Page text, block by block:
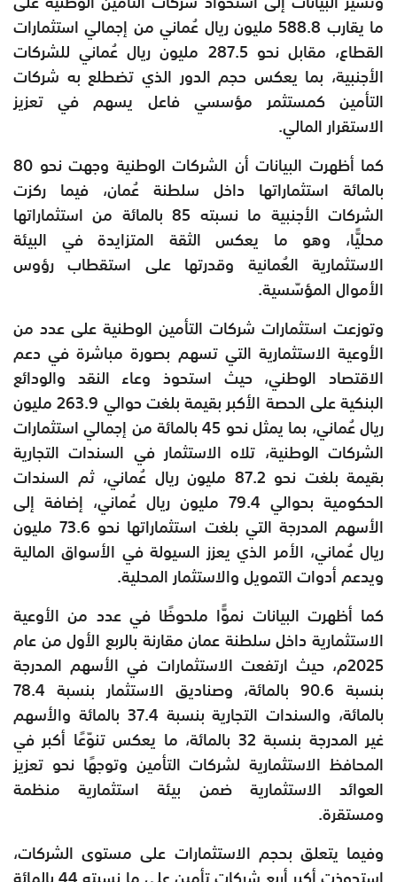
ما يقارب 588.8 مليون ريال عُماني من إجمالي استثمارات
القطاع، مقابل نحو 287.5 مليون ريال عُماني للشركات
الأجنبية، بما يعكس حجم الدور الذي تضطلع به شركات
التأمين كمستثمر مؤسسي فاعل يسهم في تعزيز
الاستقرار المالي.
كما أظهرت البيانات أن الشركات الوطنية وجهت نحو 80
بالمائة استثماراتها داخل سلطنة عُمان، فيما ركزت
الشركات الأجنبية ما نسبته 85 بالمائة من استثماراتها
محليًّا، وهو ما يعكس الثقة المتزايدة في البيئة
الاستثمارية العُمانية وقدرتها على استقطاب رؤوس
الأموال المؤسّسية.
وتوزعت استثمارات شركات التأمين الوطنية على عدد من
الأوعية الاستثمارية التي تسهم بصورة مباشرة في دعم
الاقتصاد الوطني، حيث استحوذ وعاء النقد والودائع
البنكية على الحصة الأكبر بقيمة بلغت حوالي 263.9 مليون
ريال عُماني، بما يمثل نحو 45 بالمائة من إجمالي استثمارات
الشركات الوطنية، تلاه الاستثمار في السندات التجارية
بقيمة بلغت نحو 87.2 مليون ريال عُماني، ثم السندات
الحكومية بحوالي 79.4 مليون ريال عُماني، إضافة إلى
الأسهم المدرجة التي بلغت استثماراتها نحو 73.6 مليون
ريال عُماني، الأمر الذي يعزز السيولة في الأسواق المالية
ويدعم أدوات التمويل والاستثمار المحلية.
كما أظهرت البيانات نموًّا ملحوظًا في عدد من الأوعية
الاستثمارية داخل سلطنة عمان مقارنة بالربع الأول من عام
2025م، حيث ارتفعت الاستثمارات في الأسهم المدرجة
بنسبة 90.6 بالمائة، وصناديق الاستثمار بنسبة 78.4
بالمائة، والسندات التجارية بنسبة 37.4 بالمائة والأسهم
غير المدرجة بنسبة 32 بالمائة، ما يعكس تنوّعًا أكبر في
المحافظ الاستثمارية لشركات التأمين وتوجهًا نحو تعزيز
العوائد الاستثمارية ضمن بيئة استثمارية منظمة
ومستقرة.
وفيما يتعلق بحجم الاستثمارات على مستوى الشركات،